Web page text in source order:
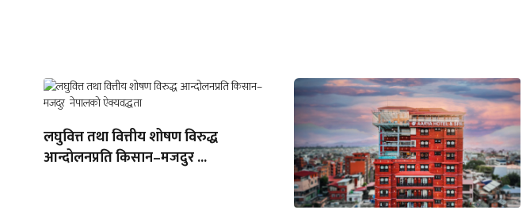
लघुवित्त तथा वित्तीय शोषण विरुद्ध
आन्दोलनप्रति किसान–मजदुर ...